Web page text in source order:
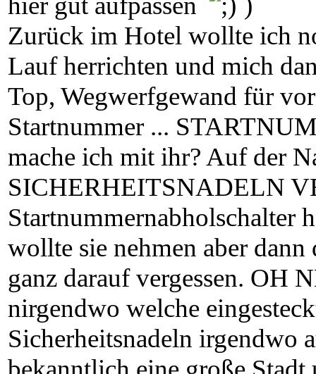
Zurück im Hotel wollte ich
Lauf herrichten und mich
Top, Wegwerfgewand für
Startnummer ...
mache ich mit ihr? Auf der
SICHERHEITSNADELN
Startnummernabholschalter
wollte sie nehmen aber
ganz darauf vergessen. OH
nirgendwo welche
Sicherheitsnadeln irgendwo